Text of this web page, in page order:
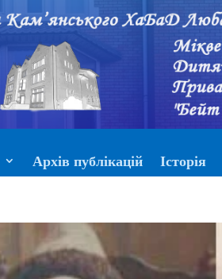
Архів публікацій Історія